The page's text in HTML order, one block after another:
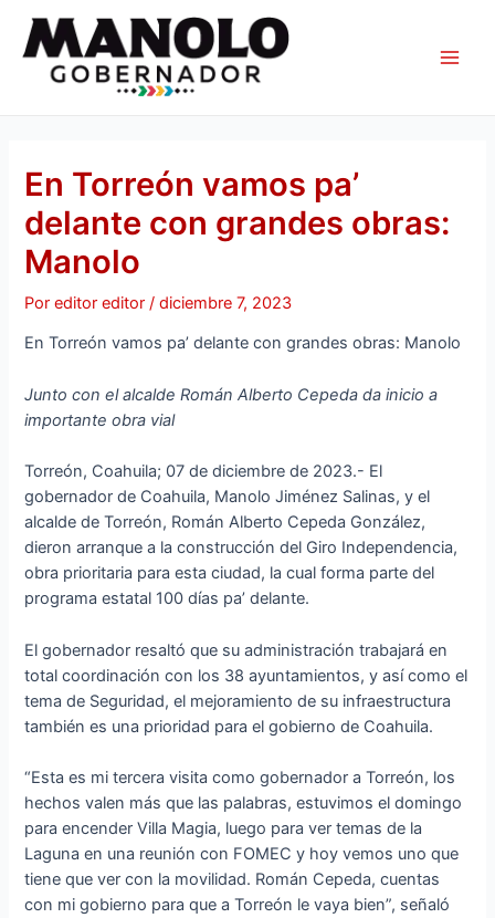
contenido
En Torreón vamos pa’
delante con grandes obras:
Manolo
Poreditor editor/diciembre 7, 2023
En Torreón vamos pa’ delante con grandes obras: Manolo
Junto con el alcalde Román Alberto Cepeda da inicio a
importante obra vial
Torreón, Coahuila; 07 de diciembre de 2023.- El
gobernador de Coahuila, Manolo Jiménez Salinas, y el
alcalde de Torreón, Román Alberto Cepeda González,
dieron arranque a la construcción del Giro Independencia,
obra prioritaria para esta ciudad, la cual forma parte del
programa estatal 100 días pa’ delante.
El gobernador resaltó que su administración trabajará en
total coordinación con los 38 ayuntamientos, y así como el
tema de Seguridad, el mejoramiento de su infraestructura
también es una prioridad para el gobierno de Coahuila.
“Esta es mi tercera visita como gobernador a Torreón, los
hechos valen más que las palabras, estuvimos el domingo
para encender Villa Magia, luego para ver temas de la
Laguna en una reunión con FOMEC y hoy vemos uno que
tiene que ver con la movilidad. Román Cepeda, cuentas
con mi gobierno para que a Torreón le vaya bien”, señaló
de
entradas